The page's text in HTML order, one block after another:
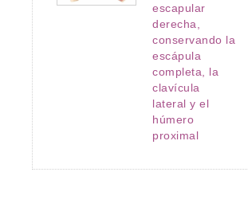
escapular
derecha,
conservando la
escápula
completa, la
clavícula
lateral y el
húmero
proximal